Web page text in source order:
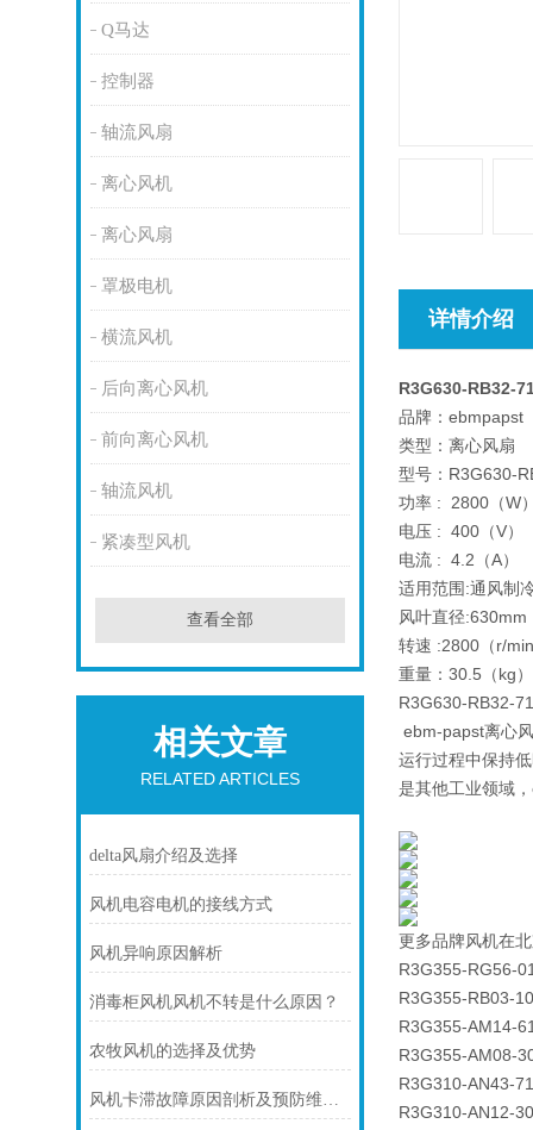
Q马达
控制器
轴流风扇
离心风机
离心风扇
罩极电机
横流风机
后向离心风机
前向离心风机
轴流风机
紧凑型风机
查看全部
相关文章
RELATED ARTICLES
delta风扇介绍及选择
风机电容电机的接线方式
风机异响原因解析
消毒柜风机风机不转是什么原因？
农牧风机的选择及优势
风机卡滞故障原因剖析及预防维护技巧
详情介绍
R3G630-RB32-
品牌：ebmpapst
类型：离心风扇
型号：R3G630-
功率 : 2800（W
电压 : 400（V）
电流 : 4.2（A）
适用范围:通风制
风叶直径:630mm
转速 :2800（r/
重量：30.5（kg）
R3G630-RB32-
ebm-papst离心
运行过程中保持
是其他工业领域
更多品牌风机在
R3G355-RG56-
R3G355-RB03-10
R3G355-AM14-
R3G355-AM08-
R3G310-AN43-71
R3G310-AN12-